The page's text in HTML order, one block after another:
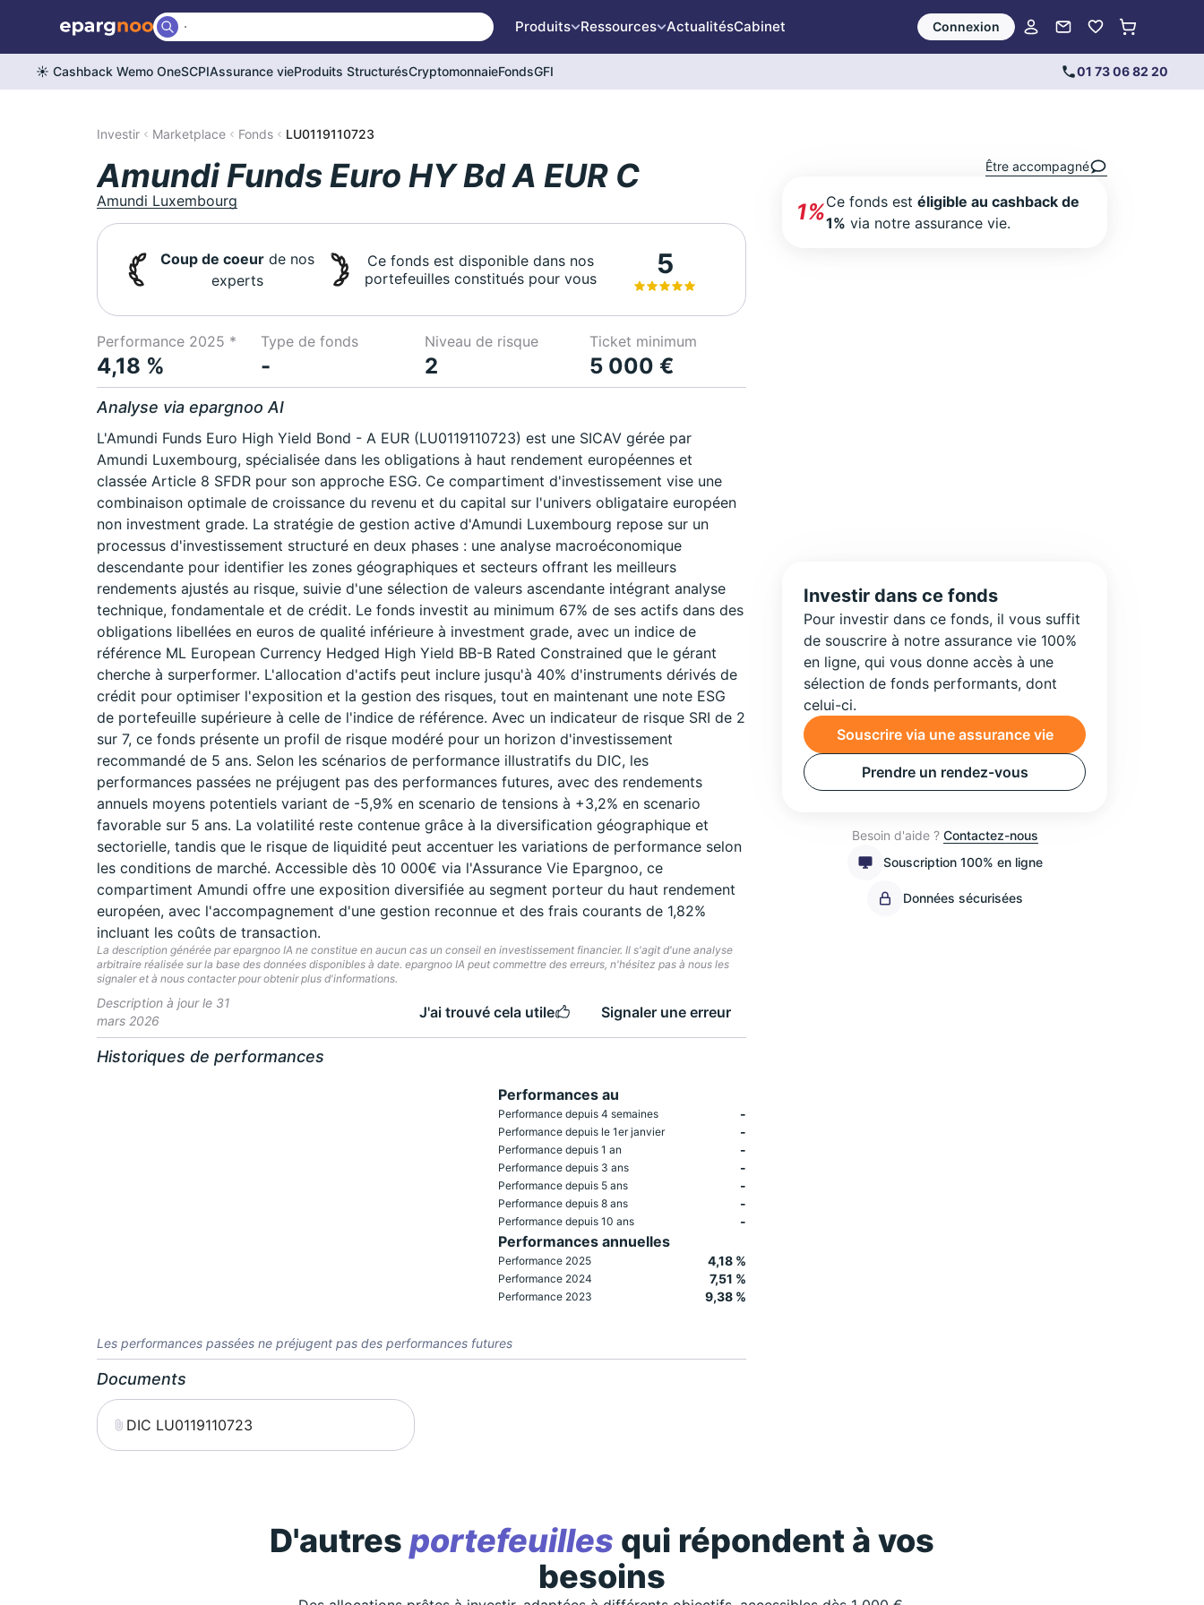
Produits Ressources ActualitésCabinet Connexion
☀️ Cashback Wemo OneSCPIAssurance vieProduits StructurésCryptomonnaieFondsGFI 01 73 06 82 20
Investir Marketplace Fonds LU0119110723
Amundi Funds Euro HY Bd A EUR C
Amundi Luxembourg
Coup de coeurde nos
experts
Ce fonds est disponible dans nos
portefeuilles constitués pour vous
5
Performance 2025 *
4,18 %
Type de fonds
-
Niveau de risque
2
Ticket minimum
5 000 €
Analyse via epargnoo AI
L'Amundi Funds Euro High Yield Bond - A EUR (LU0119110723) est une SICAV gérée par
Amundi Luxembourg, spécialisée dans les obligations à haut rendement européennes et
classée Article 8 SFDR pour son approche ESG. Ce compartiment d'investissement vise une
combinaison optimale de croissance du revenu et du capital sur l'univers obligataire européen
non investment grade. La stratégie de gestion active d'Amundi Luxembourg repose sur un
processus d'investissement structuré en deux phases : une analyse macroéconomique
descendante pour identifier les zones géographiques et secteurs offrant les meilleurs
rendements ajustés au risque, suivie d'une sélection de valeurs ascendante intégrant analyse
technique, fondamentale et de crédit. Le fonds investit au minimum 67% de ses actifs dans des
obligations libellées en euros de qualité inférieure à investment grade, avec un indice de
référence ML European Currency Hedged High Yield BB-B Rated Constrained que le gérant
cherche à surperformer. L'allocation d'actifs peut inclure jusqu'à 40% d'instruments dérivés de
crédit pour optimiser l'exposition et la gestion des risques, tout en maintenant une note ESG
de portefeuille supérieure à celle de l'indice de référence. Avec un indicateur de risque SRI de 2
sur 7, ce fonds présente un profil de risque modéré pour un horizon d'investissement
recommandé de 5 ans. Selon les scénarios de performance illustratifs du DIC, les
performances passées ne préjugent pas des performances futures, avec des rendements
annuels moyens potentiels variant de -5,9% en scenario de tensions à +3,2% en scenario
favorable sur 5 ans. La volatilité reste contenue grâce à la diversification géographique et
sectorielle, tandis que le risque de liquidité peut accentuer les variations de performance selon
les conditions de marché. Accessible dès 10 000€ via l'Assurance Vie Epargnoo, ce
compartiment Amundi offre une exposition diversifiée au segment porteur du haut rendement
européen, avec l'accompagnement d'une gestion reconnue et des frais courants de 1,82%
incluant les coûts de transaction.
La description générée par epargnoo IA ne constitue en aucun cas un conseil en investissement financier. Il s'agit d'une analyse
arbitraire réalisée sur la base des données disponibles à date. epargnoo IA peut commettre des erreurs, n'hésitez pas à nous les
signaler et à nous contacter pour obtenir plus d'informations.
Description à jour le 31
mars 2026
J'ai trouvé cela utile Signaler une erreur
Historiques de performances
Performances au
Performance depuis 4 semaines -
Performance depuis le 1er janvier -
Performance depuis 1 an -
Performance depuis 3 ans -
Performance depuis 5 ans -
Performance depuis 8 ans -
Performance depuis 10 ans -
Performances annuelles
Performance 2025 4,18 %
Performance 2024 7,51 %
Performance 2023 9,38 %
Les performances passées ne préjugent pas des performances futures
Documents
DIC LU0119110723
Être accompagné
1%Ce fonds estéligible au cashback de
1% via notre assurance vie.
Investir dans ce fonds
Pour investir dans ce fonds, il vous suffit
de souscrire à notre assurance vie 100%
en ligne, qui vous donne accès à une
sélection de fonds performants, dont
celui-ci.
Souscrire via une assurance vie
Prendre un rendez-vous
Besoin d'aide ? Contactez-nous
Souscription 100% en ligne
Données sécurisées
D'autres portefeuilles qui répondent à vos
besoins